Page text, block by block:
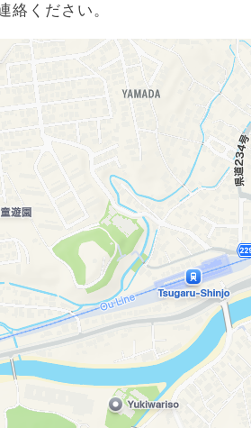
絡ください。